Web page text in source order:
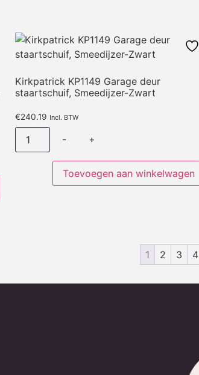
Kirkpatrick KP1149 Garage deur
staartschuif, Smeedijzer-Zwart
€240.19 Incl. BTW
- +
Toevoegen aan winkelwagen
1 2 3 4